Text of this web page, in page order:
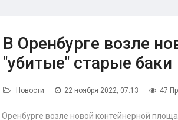
В Оренбурге возле
"убитые" старые баки
Новости 22 ноября 2022, 07:13 47